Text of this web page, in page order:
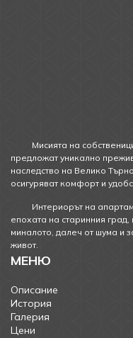
Мисията на
предложат уникално
наследство на Велико
осигуряват комфорт и
Интериорът на
епохата на старинния
миналото, далеч от шума и
живот.
МЕНЮ
Описание
История
Галерия
Цени